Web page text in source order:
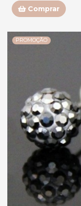
Comprar
PROMOÇÃO